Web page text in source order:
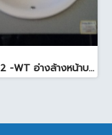
TF-0452 -WT อ่างล้างหน้าบนเคาน์เตอร์ สีขาว